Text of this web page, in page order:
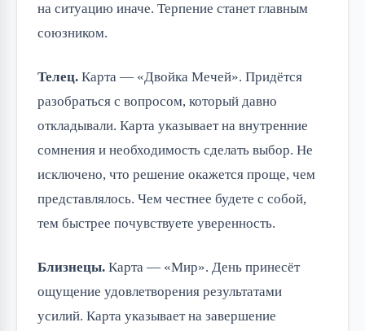
на ситуацию иначе. Терпение станет главным
союзником.
Телец. Карта — «Двойка Мечей». Придётся
разобраться с вопросом, который давно
откладывали. Карта указывает на внутренние
сомнения и необходимость сделать выбор. Не
исключено, что решение окажется проще, чем
представлялось. Чем честнее будете с собой,
тем быстрее почувствуете уверенность.
Близнецы. Карта — «Мир». День принесёт
ощущение удовлетворения результатами
усилий. Карта указывает на завершение